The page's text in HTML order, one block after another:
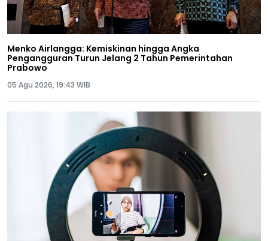
Menko Airlangga: Kemiskinan hingga Angka
Pengangguran Turun Jelang 2 Tahun Pemerintahan
Prabowo
05 Agu 2026, 19:43 WIB